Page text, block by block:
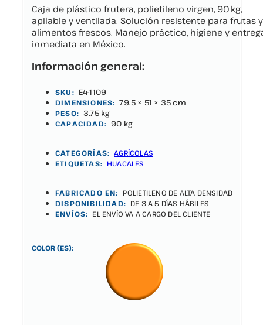
Caja de plástico frutera, polietileno virgen, 90 kg,
apilable y ventilada. Solución resistente para frutas y
alimentos frescos. Manejo práctico, higiene y
inmediata en México.
Información general:
SKU: E4-1109
DIMENSIONES: 79.5 × 51 × 35 cm
PESO: 3.75 kg
CAPACIDAD: 90 kg
CATEGORÍAS: AGRÍCOLAS
ETIQUETAS: HUACALES
FABRICADO EN:
POLIETILENO DE ALTA DENSIDAD
DISPONIBILIDAD: DE 3 A 5 DÍAS HÁBILES
ENVÍOS: EL ENVÍO VA A CARGO DEL CLIENTE
COLOR (ES):